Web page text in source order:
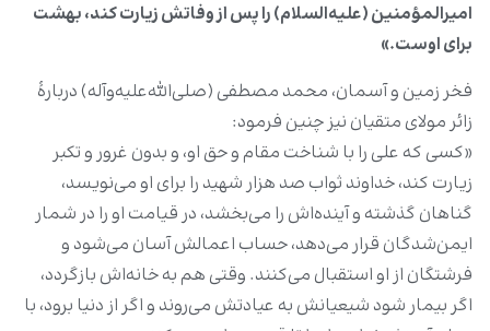
امیرالمؤمنین (علیه‌السلام) را پس از وفاتش زیارت کند، بهشت
برای اوست.»
فخر زمین و آسمان، محمد مصطفی (صلی‌الله‌علیه‌وآله) دربارۀ
زائر مولای متقیان نیز چنین فرمود:
«کسی که علی را با شناخت مقام و حق او، و بدون غرور و تکبر
زیارت کند، خداوند ثواب صد هزار شهید را برای او می‌نویسد،
گناهان گذشته و آینده‌اش را می‌بخشد، در قیامت او را در شمار
ایمن‌شدگان قرار می‌دهد، حساب اعمالش آسان می‌شود و
فرشتگان از او استقبال می‌کنند. وقتی هم به خانه‌اش بازگردد،
اگر بیمار شود شیعیانش به عیادتش می‌روند و اگر از دنیا برود، با